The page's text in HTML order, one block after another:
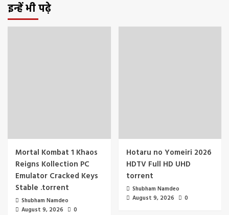
इन्हें भी पढ़े
Mortal Kombat 1 Khaos
Reigns Kollection PC
Emulator Cracked Keys
Stable .torrent
Shubham Namdeo
August 9, 2026
0
Hotaru no Yomeiri 2026
HDTV Full HD UHD
torrent
Shubham Namdeo
August 9, 2026
0